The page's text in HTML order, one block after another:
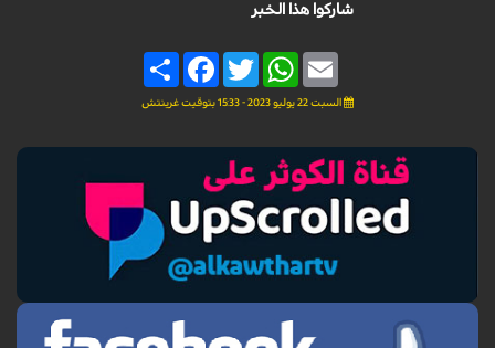
شاركوا هذا الخبر
Share
FacebookTwitter
WhatsAppEmail
السبت 22 يوليو 2023 - 15:33 بتوقيت غرينتش